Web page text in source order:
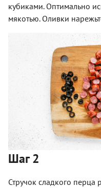
кубиками. Оптимально
мякотью. Оливки
Шаг 2
Стручок сладкого перца